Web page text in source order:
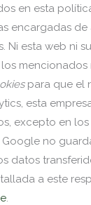
en esta
encargadas de
Ni esta web ni
mencionados
para que el
esta
excepto en
no
datos
a este